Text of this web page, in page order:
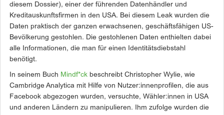
diesem Dossier), einer der führenden Datenhändler und
Kreditauskunftsfirmen in den USA. Bei diesem Leak wurden die
Daten praktisch der ganzen erwachsenen, geschäftsfähigen US-
Bevölkerung gestohlen. Die gestohlenen Daten enthielten dabei
alle Informationen, die man für einen Identitätsdiebstahl
benötigt.
In seinem Buch Mindf*ck beschreibt Christopher Wylie, wie
Cambridge Analytica mit Hilfe von Nutzer:innenprofilen, die aus
Facebook abgezogen wurden, versuchte, Wähler:innen in USA
und anderen Ländern zu manipulieren. Ihm zufolge wurden die